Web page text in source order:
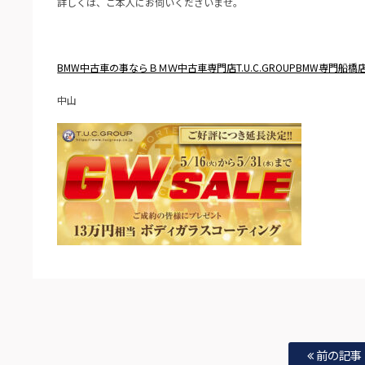
BMW中古車の事ならＢＭＷ中古車専門店T.U.C.GROUPBMW専門船橋
中山
前の記事